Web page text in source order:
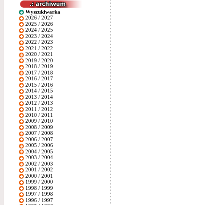
Wyszukiwarka
2026 / 2027
2025 / 2026
2024 / 2025
2023 / 2024
2022 / 2023
2021 / 2022
2020 / 2021
2019 / 2020
2018 / 2019
2017 / 2018
2016 / 2017
2015 / 2016
2014 / 2015
2013 / 2014
2012 / 2013
2011 / 2012
2010 / 2011
2009 / 2010
2008 / 2009
2007 / 2008
2006 / 2007
2005 / 2006
2004 / 2005
2003 / 2004
2002 / 2003
2001 / 2002
2000 / 2001
1999 / 2000
1998 / 1999
1997 / 1998
1996 / 1997